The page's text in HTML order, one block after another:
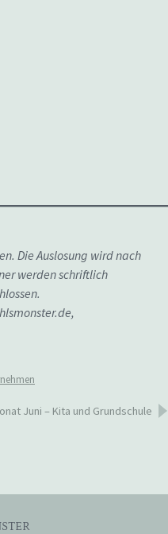
Die Auslosung wird nach
werden schriftlich
Juni – Kita und Grundschule